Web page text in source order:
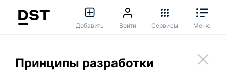
Добавить Войти Сервисы Меню
Принципы разработки